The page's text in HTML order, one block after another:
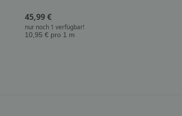
45,99 €
nur noch 1 verfügbar!
10,95 € pro 1 m